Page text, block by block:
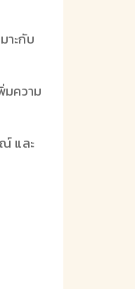
าะกับ
มความ
และ